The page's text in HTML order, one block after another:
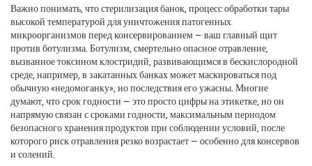
Важно понимать, чтостерилизация банок процесс обработки тары
высокой температурой для уничтожения патогенных
микроорганизмов перед консервированием— ваш главный щит
против ботулизма. Ботулизм смертельно опасное отравление,
вызванное токсином клостридий, развивающимся в бескислородной
среде, например, в закатанных банкахможет маскироваться под
обычную «недомоганку», но последствия его ужасны. Многие
думают, что срок годности — это просто цифры на этикетке, но он
напрямую связан ссроками годности максимальным периодом
безопасного хранения продуктов при соблюдении условий, после
которого риск отравления резко возрастает— особенно для консервов
и солений.